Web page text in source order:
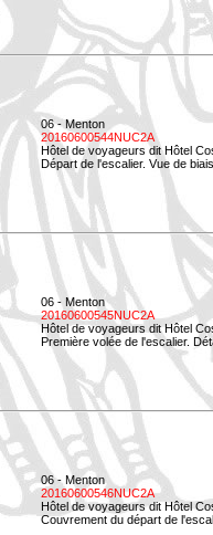
06 - Menton
20160600544NUC2A
Hôtel de voyageurs dit Hôtel
Départ de l'escalier. Vue de
06 - Menton
20160600545NUC2A
Hôtel de voyageurs dit Hôtel
Première volée de l'escalier.
06 - Menton
20160600546NUC2A
Hôtel de voyageurs dit Hôtel
Couvrement du départ de